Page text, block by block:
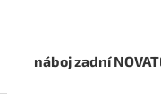
náboj zadní